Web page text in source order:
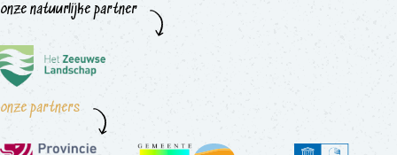
onze natuurlijke partner
onze partners